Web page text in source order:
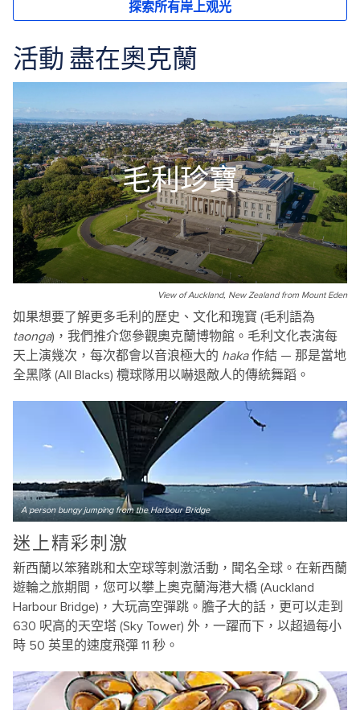
活動 盡在奧克蘭
毛利珍寶
View of Auckland, New Zealand from Mount Eden
如果想要了解更多毛利的歷史、文化和瑰寶 (毛利語為
taonga)，我們推介您參觀奧克蘭博物館。毛利文化表演每
天上演幾次，每次都會以音浪極大的 haka作結 — 那是當地
全黑隊 (All Blacks) 欖球隊用以嚇退敵人的傳統舞蹈。
A person bungy jumping from the Harbour Bridge
迷上精彩刺激
新西蘭以笨豬跳和太空球等刺激活動，聞名全球。在新西蘭
遊輪之旅期間，您可以攀上奧克蘭海港大橋 (Auckland
Harbour Bridge)，大玩高空彈跳。膽子大的話，更可以走到
630 呎高的天空塔 (Sky Tower) 外，一躍而下，以超過每小
時 50 英里的速度飛彈 11 秒。